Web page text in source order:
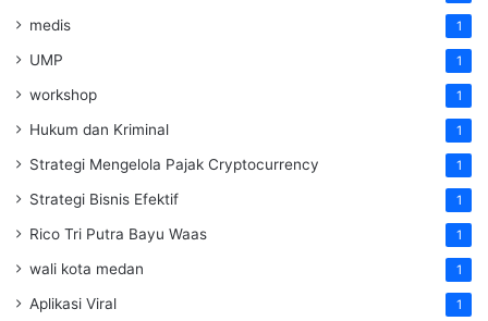
medis 1
UMP 1
workshop 1
Hukum dan Kriminal 1
Strategi Mengelola Pajak Cryptocurrency 1
Strategi Bisnis Efektif 1
Rico Tri Putra Bayu Waas 1
wali kota medan 1
Aplikasi Viral 1